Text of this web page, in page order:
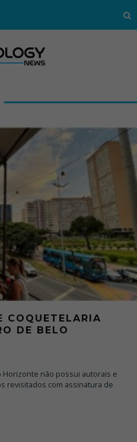
COQUETELARIA
DE BELO
não possui autorais e
revisitados com assinatura de